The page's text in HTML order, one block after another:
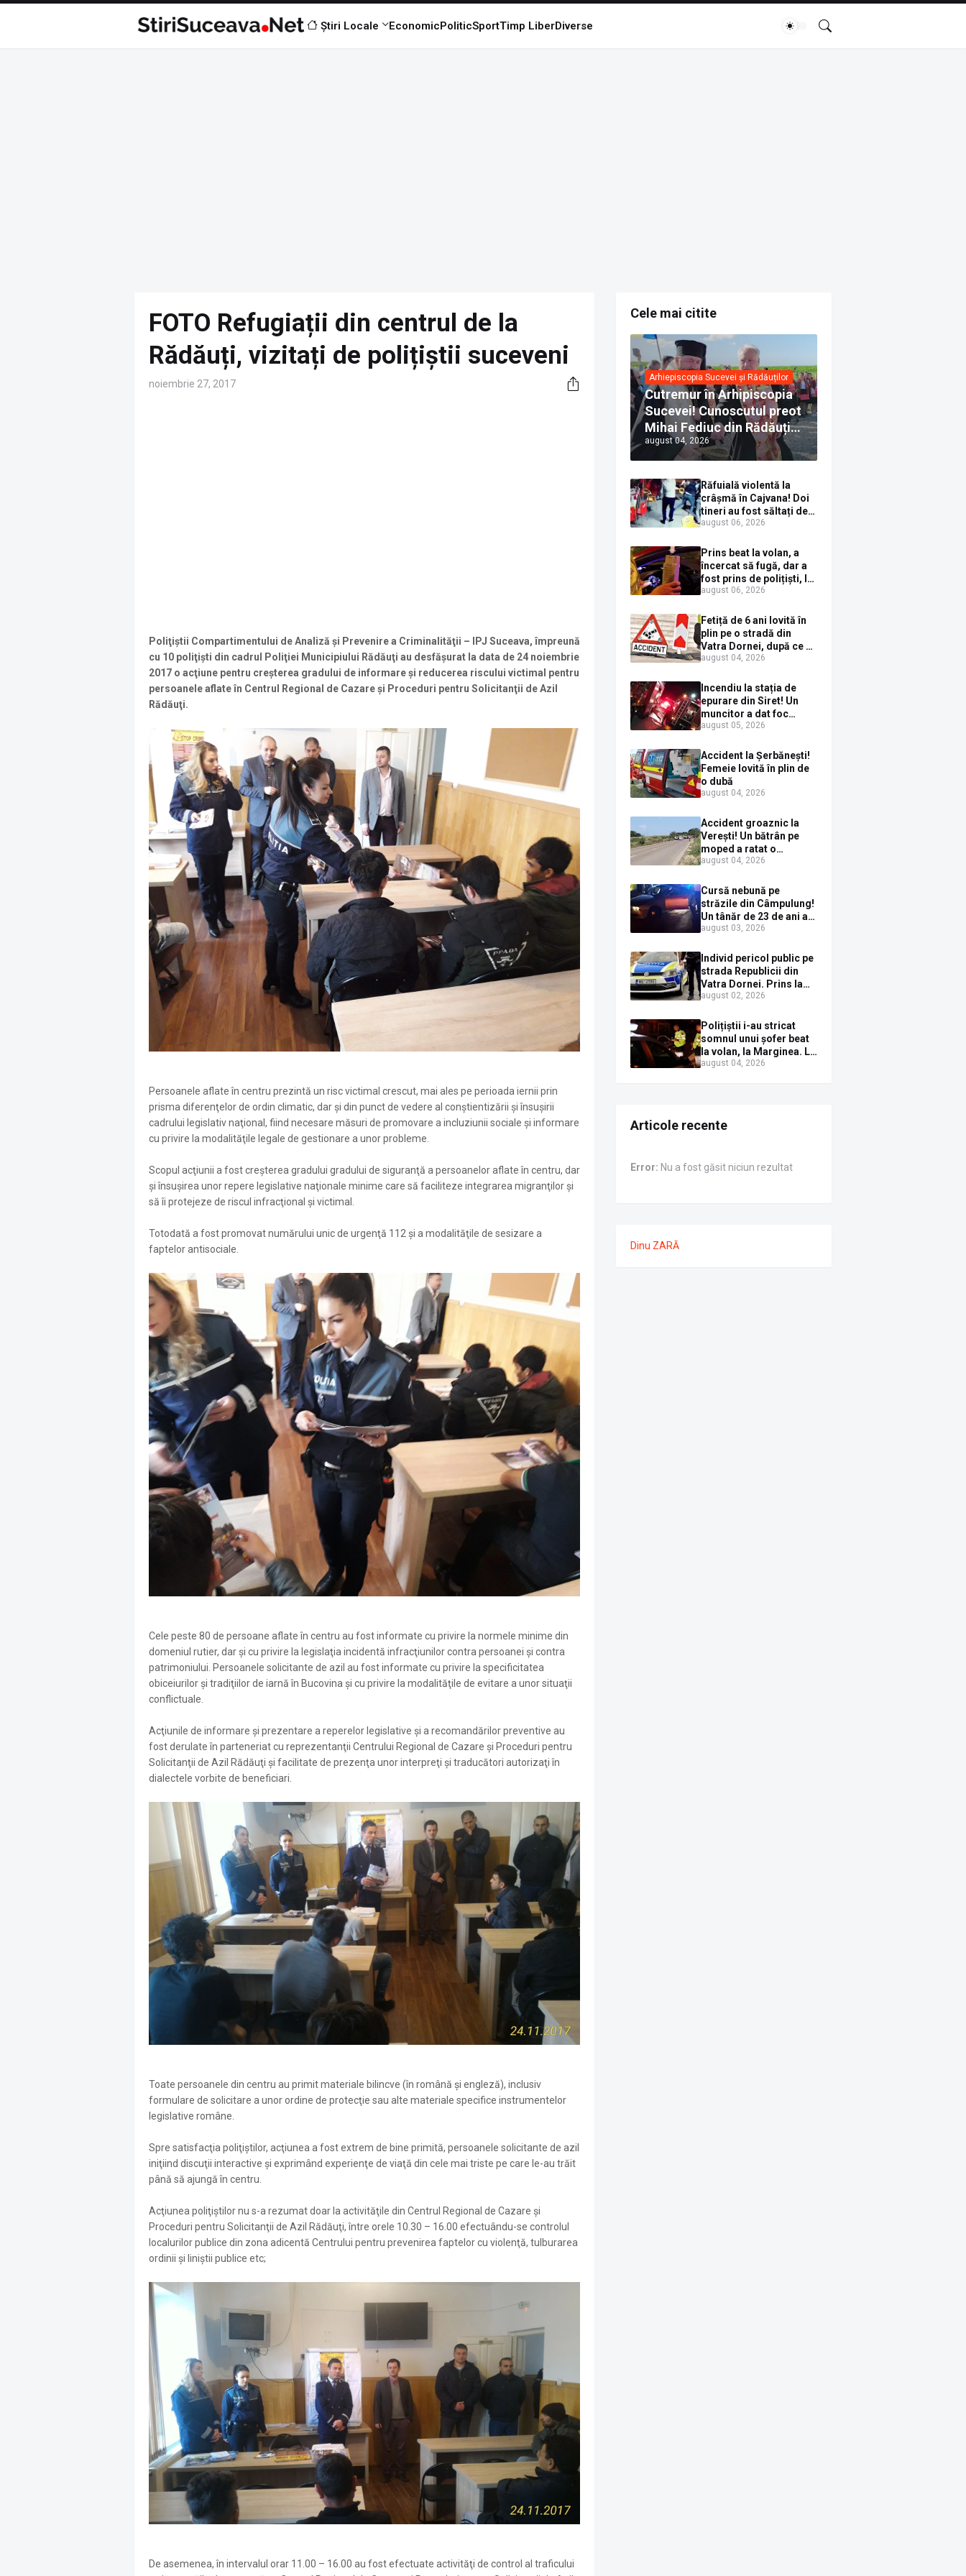
Știri Locale EconomicPoliticSportTimp LiberDiverse
FOTO Refugiații din centrul de la
Rădăuți, vizitați de polițiștii suceveni
noiembrie 27, 2017
Poliţiştii Compartimentului de Analiză şi Prevenire a Criminalităţii – IPJ Suceava, împreună
cu 10 poliţişti din cadrul Poliţiei Municipiului Rădăuţi au desfăşurat la data de 24 noiembrie
2017 o acţiune pentru creşterea gradului de informare şi reducerea riscului victimal pentru
persoanele aflate în Centrul Regional de Cazare şi Proceduri pentru Solicitanţii de Azil
Rădăuţi.
Persoanele aflate în centru prezintă un risc victimal crescut, mai ales pe perioada iernii prin
prisma diferenţelor de ordin climatic, dar şi din punct de vedere al conştientizării şi însuşirii
cadrului legislativ naţional, fiind necesare măsuri de promovare a incluziunii sociale şi informare
cu privire la modalităţile legale de gestionare a unor probleme.
Scopul acţiunii a fost creşterea gradului gradului de siguranţă a persoanelor aflate în centru, dar
şi însuşirea unor repere legislative naţionale minime care să faciliteze integrarea migranţilor şi
să îi protejeze de riscul infracţional şi victimal.
Totodată a fost promovat numărului unic de urgenţă 112 şi a modalităţile de sesizare a
faptelor antisociale.
Cele peste 80 de persoane aflate în centru au fost informate cu privire la normele minime din
domeniul rutier, dar şi cu privire la legislaţia incidentă infracţiunilor contra persoanei şi contra
patrimoniului. Persoanele solicitante de azil au fost informate cu privire la specificitatea
obiceiurilor şi tradiţiilor de iarnă în Bucovina şi cu privire la modalităţile de evitare a unor situaţii
conflictuale.
Acţiunile de informare şi prezentare a reperelor legislative şi a recomandărilor preventive au
fost derulate în parteneriat cu reprezentanţii Centrului Regional de Cazare şi Proceduri pentru
Solicitanţii de Azil Rădăuţi şi facilitate de prezenţa unor interpreţi şi traducători autorizaţi în
dialectele vorbite de beneficiari.
Toate persoanele din centru au primit materiale bilincve (în română şi engleză), inclusiv
formulare de solicitare a unor ordine de protecţie sau alte materiale specifice instrumentelor
legislative române.
Spre satisfacţia poliţiştilor, acţiunea a fost extrem de bine primită, persoanele solicitante de azil
iniţiind discuţii interactive şi exprimând experienţe de viaţă din cele mai triste pe care le-au trăit
până să ajungă în centru.
Acţiunea poliţiştilor nu s-a rezumat doar la activităţile din Centrul Regional de Cazare şi
Proceduri pentru Solicitanţii de Azil Rădăuţi, între orele 10.30 – 16.00 efectuându-se controlul
localurilor publice din zona adicentă Centrului pentru prevenirea faptelor cu violenţă, tulburarea
ordinii şi liniştii publice etc;
De asemenea, în intervalul orar 11.00 – 16.00 au fost efectuate activităţi de control al traficului
Cele mai citite
Arhiepiscopia Sucevei și Rădăuților
Cutremur în Arhipiscopia
Sucevei! Cunoscutul preot
Mihai Fediuc din Rădăuți a
trecut la Biserica Creștină
Ortodoxă Valahă. ÎPS
Calinic anunță că îi
pregătește judecata
canonică
august 04, 2026
Răfuială violentă la
crâșmă în Cajvana! Doi
tineri au fost săltați de
polițiști după un scandal
distruse
august 06, 2026
Prins beat la volan, a
încercat să fugă, dar a
fost prins de polițiști, la
Dorna Candrenilor.
1,59 mg/l alcool pur în
aerul expirat
august 06, 2026
Fetiță de 6 ani lovită în
plin pe o stradă din
Vatra Dornei, după ce a
ieșit în fața mașinii prin
august 04, 2026
Incendiu la stația de
epurare din Siret! Un
muncitor a dat foc
pompelor de apă în timp
combustibil
august 05, 2026
Accident la Șerbănești!
Femeie lovită în plin de
o dubă
august 04, 2026
Accident groaznic la
Verești! Un bătrân pe
moped a ratat o
depășire și a ajuns sub
august 04, 2026
Cursă nebună pe
străzile din Câmpulung!
Un tânăr de 23 de ani a
fugit de poliție cu un
un gard de pe strada
Sirenei
august 03, 2026
Individ pericol public pe
strada Republicii din
Vatra Dornei. Prins la
volan cu mașina
plină zi
august 02, 2026
Polițiștii i-au stricat
somnul unui șofer beat
la volan, la Marginea. L-
au trezit instant cu un
august 04, 2026
Articole recente
Error: Nu a fost găsit niciun rezultat
Dinu ZARĂ